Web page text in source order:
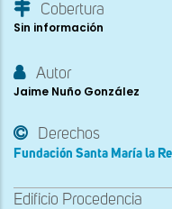
Cobertura
Sin información
Autor
Jaime Nuño González
Derechos
Fundación Santa María la
Edificio Procedencia